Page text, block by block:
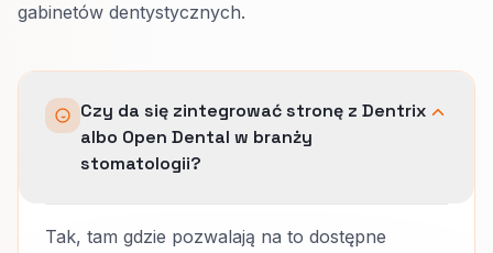
gabinetów dentystycznych.
Czy da się zintegrować stronę z Dentrix
albo Open Dental w branży
stomatologii?
Tak, tam gdzie pozwalają na to dostępne